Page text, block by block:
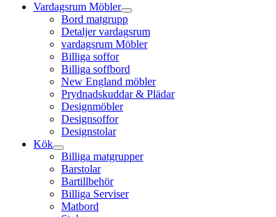
Vardagsrum Möbler
Bord matgrupp
Detaljer vardagsrum
vardagsrum Möbler
Billiga soffor
Billiga soffbord
New England möbler
Prydnadskuddar & Plädar
Designmöbler
Designsoffor
Designstolar
Kök
Billiga matgrupper
Barstolar
Bartillbehör
Billiga Serviser
Matbord